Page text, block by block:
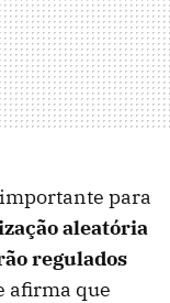
para
aleatória
regulados
afirma que